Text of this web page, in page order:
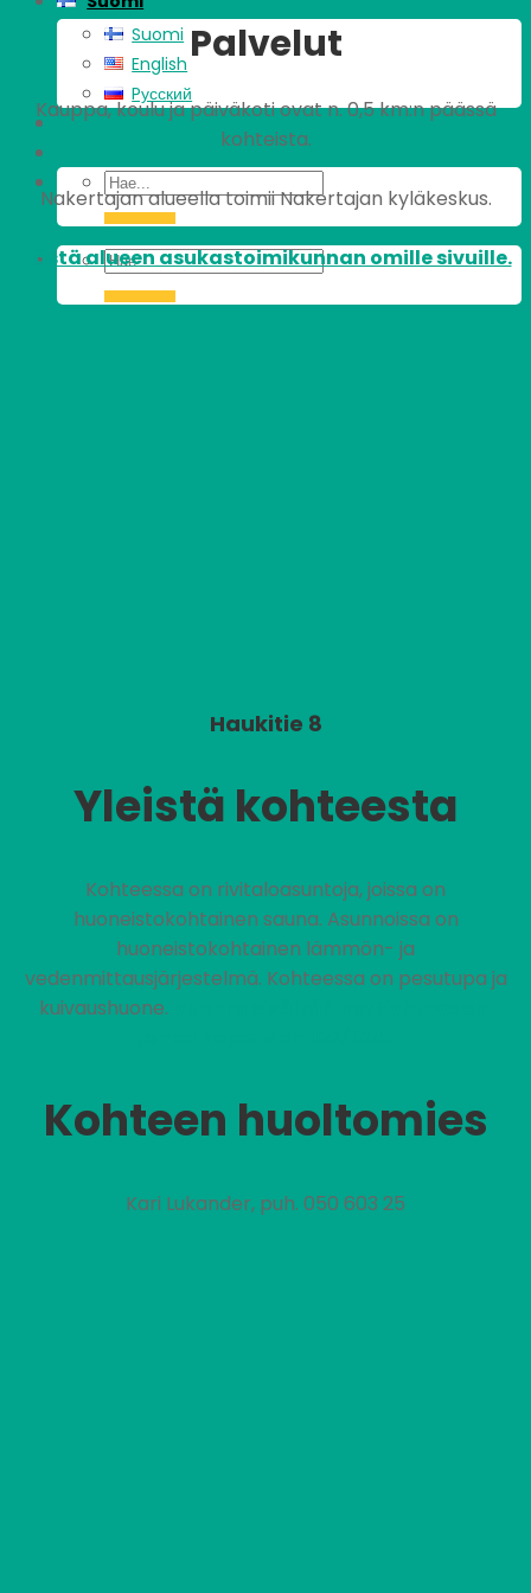
Suomi
English
Pусский
Palvelut
Kauppa, koulu ja päiväkoti ovat n. 0,5 km:n päässä
kohteista.
Nakertajan alueella toimii Nakertajan kyläkeskus.
Tästä alueen asukastoimikunnan omille sivuille.
Haukitie 8
Yleistä kohteesta
Kohteessa on rivitaloasuntoja, joissa on
huoneistokohtainen sauna. Asunnoissa on
huoneistokohtainen lämmön- ja
vedenmittausjärjestelmä. Kohteessa on pesutupa ja
kuivaushuone.
Kohteen huoltomies
Kari Lukander, puh. 050 603 25